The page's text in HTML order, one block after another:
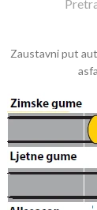
Zaustavni put